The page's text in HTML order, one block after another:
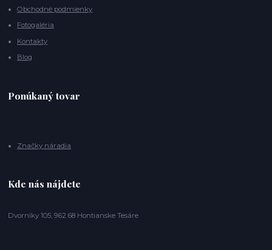
Obchodné podmienky
Fotogaléria
Kontakty
Blog
Ponúkaný tovar
Značky náradia
Kde nás nájdete
Dvorníky 105, 962 68 Hontianske Tesáre